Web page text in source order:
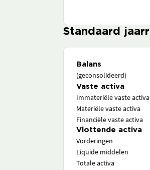
Standaard
Balans
(geconsolideerd)
Vaste activa
Immateriële vaste activa
Materiële vaste activa
Financiële vaste activa
Vlottende activa
Vorderingen
Liquide middelen
Totale activa